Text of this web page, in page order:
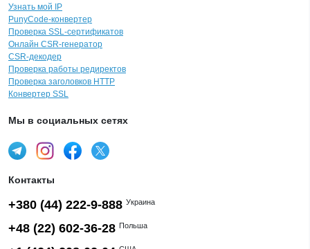
Узнать мой IP
PunyCode-конвертер
Проверка SSL-сертификатов
Онлайн CSR-генератор
CSR-декодер
Проверка работы редиректов
Проверка заголовков HTTP
Конвертер SSL
Мы в социальных сетях
Контакты
+380 (44) 222-9-888 Украина
+48 (22) 602-36-28 Польша